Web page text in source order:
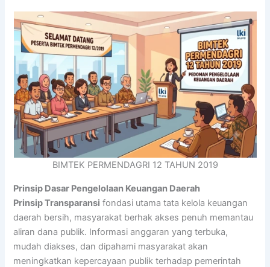
BIMTEK PERMENDAGRI 12 TAHUN 2019
Prinsip Dasar Pengelolaan Keuangan Daerah
Prinsip Transparansi fondasi utama tata kelola keuangan
daerah bersih, masyarakat berhak akses penuh memantau
aliran dana publik. Informasi anggaran yang terbuka,
mudah diakses, dan dipahami masyarakat akan
meningkatkan kepercayaan publik terhadap pemerintah